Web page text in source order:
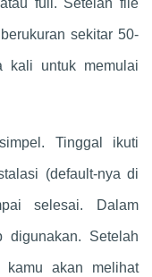
full. Setelah file
sekitar 50-
kali untuk memulai
Tinggal ikuti
(default-nya di
selesai. Dalam
digunakan. Setelah
kamu akan melihat